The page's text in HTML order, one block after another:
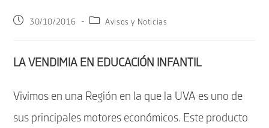
Publicación
30/10/2016
CategoríaAvisos y Noticias
LA VENDIMIA EN EDUCACIÓN INFANTIL
Vivimos en una Región en la que la UVA es uno de
sus principales motores económicos. Este producto